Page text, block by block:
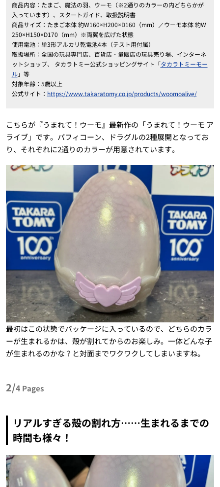
商品内容：たまご、魔法の羽、ウーモ（※2通りのカラーの内どちらかが
入っています）、スタートガイド、取扱説明書
商品サイズ：たまご本体 約W160×H200×D160（mm）／ウーモ本体 約W
250×H150×D170（mm）※両翼を広げた状態
使用電池：単3形アルカリ乾電池4本（テスト用付属）
取扱場所：全国の玩具専門店、百貨店・量販店の玩具売り場、インターネ
ットショップ、 タカラトミー公式ショッピングサイト「タカラトミーモー
ル」等
対象年齢：5歳以上
公式サイト： https://www.takaratomy.co.jp/products/woomoalive/
こちらが『うまれて！ウーモ』最新作の「うまれて！ウーモ ア
ライブ」です。パフィコーン、ドラグルの2種展開となってお
り、それぞれに2通りのカラーが用意されています。
最初はこの状態でパッケージに入っているので、どちらのカラ
ーが生まれるかは、殻が割れてからのお楽しみ。一体どんな子
が生まれるのかな？と対面までワクワクしてしまいますね。
2/4 Pages
リアルすぎる殻の割れ方……生まれるまでの
時間も様々！